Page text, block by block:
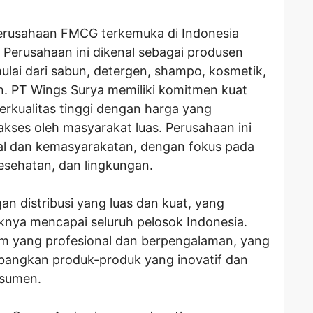
FMCG terkemuka di Indonesia
ini dikenal sebagai produsen
dari sabun, detergen, shampo, kosmetik,
PT Wings Surya memiliki komitmen kuat
tinggi dengan harga yang
oleh masyarakat luas. Perusahaan ini
dan kemasyarakatan, dengan fokus pada
dan lingkungan.
distribusi yang luas dan kuat, yang
mencapai seluruh pelosok Indonesia.
yang profesional dan berpengalaman, yang
produk-produk yang inovatif dan